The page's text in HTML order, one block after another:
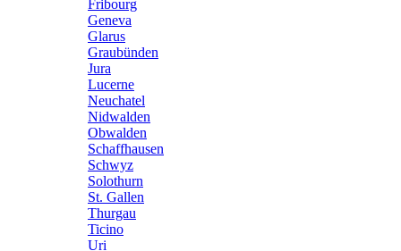
Fribourg
Geneva
Glarus
Graubünden
Jura
Lucerne
Neuchatel
Nidwalden
Obwalden
Schaffhausen
Schwyz
Solothurn
St. Gallen
Thurgau
Ticino
Uri